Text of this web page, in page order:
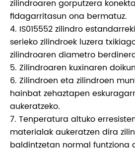
zilindroaren gorputzera
fidagarritasun ona bermatuz.
4. IS015552 zilindro
serieko zilindroek luzera
zilindroaren diametro
5. Zilindroaren kuxinaren
6. Zilindroen eta zilindroen
hainbat zehaztapen
aukeratzeko.
7. Tenperatura altuko
materialak aukeratzen dira
baldintzetan normal funtziona